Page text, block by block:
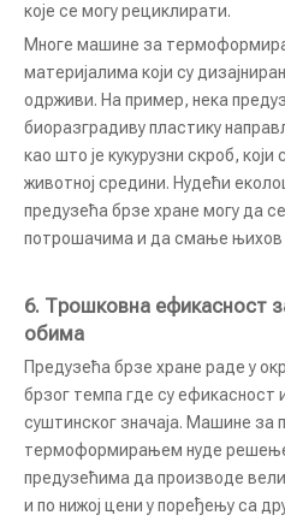
које се могу рециклирати.
Многе машине за
материјалима који су
одрживи. На пример, нека
биоразградиву пластику
као што је кукурузни скроб, који
животној средини. Нудећи
предузећа брзе хране могу да
потрошачима и да смање њихов
6. Трошковна ефикасност
обима
Предузећа брзе хране раде у
брзог темпа где су ефикасност
суштинског значаја. Машине за
термоформирањем нуде решење
предузећима да производе
и по нижој цени у поређењу са
Прилагодљива мултифункционална аутоматска машина за паковање кекса